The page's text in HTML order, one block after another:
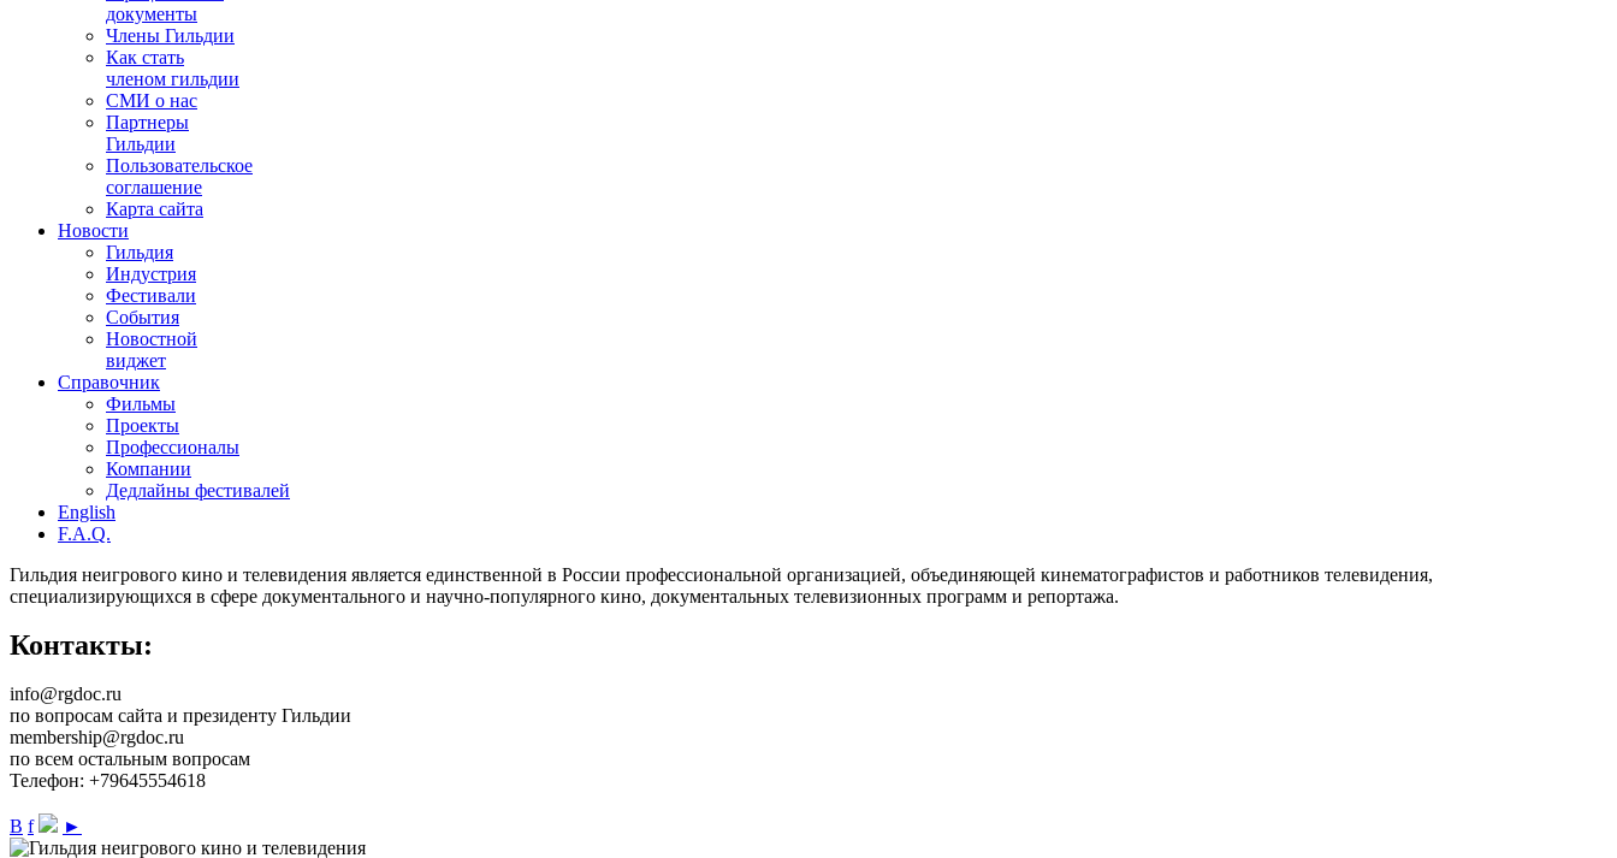
документы
Члены Гильдии
Как стать
членом гильдии
СМИ о нас
Партнеры
Гильдии
Пользовательское
соглашение
Карта сайта
Новости
Гильдия
Индустрия
Фестивали
События
Новостной
виджет
Справочник
Фильмы
Проекты
Профессионалы
Компании
Дедлайны фестивалей
English
F.A.Q.
Гильдия неигрового кино и телевидения является единственной в России профессиональной организацией, объединяющей кинематографистов и работников телевидения,
специализирующихся в сфере документального и научно-популярного кино, документальных телевизионных программ и репортажа.
Контакты:
info@rgdoc.ru
по вопросам сайта и президенту Гильдии
membership@rgdoc.ru
по всем остальным вопросам
Телефон: +79645554618
В f ►